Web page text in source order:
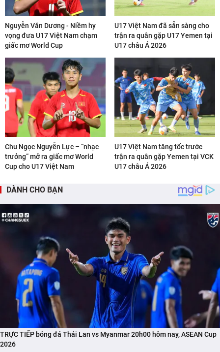
Nguyễn Văn Dương - Niềm hy
vọng đưa U17 Việt Nam chạm
giấc mơ World Cup
U17 Việt Nam đã sẵn sàng cho
trận ra quân gặp U17 Yemen tại
U17 châu Á 2026
Chu Ngọc Nguyễn Lực – “nhạc
trưởng” mở ra giấc mơ World
Cup cho U17 Việt Nam
U17 Việt Nam tăng tốc trước
trận ra quân gặp Yemen tại VCK
U17 châu Á 2026